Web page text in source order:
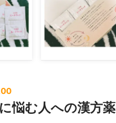
悩む人への漢方薬